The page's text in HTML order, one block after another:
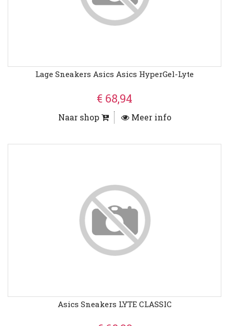
Lage Sneakers Asics Asics HyperGel-Lyte
€ 68,94
Naar shop Meer info
Asics Sneakers LYTE CLASSIC